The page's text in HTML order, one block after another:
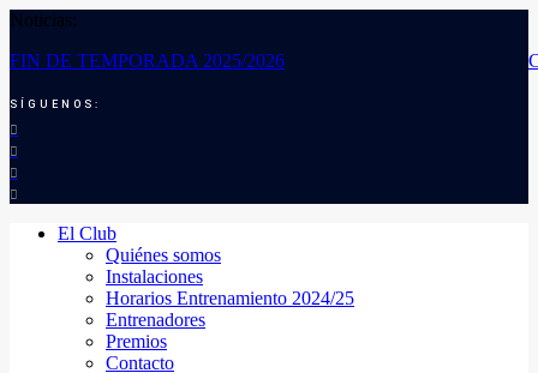
Noticias:
FIN DE TEMPORADA 2025/2026
SÍGUENOS:
El Club
Quiénes somos
Instalaciones
Horarios Entrenamiento 2024/25
Entrenadores
Premios
Contacto